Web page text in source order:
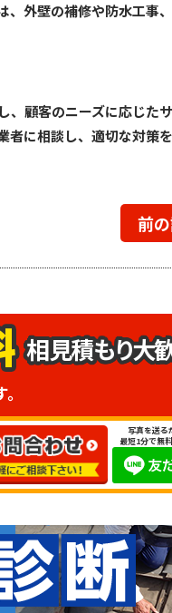
、外壁の補修や防水工事
、顧客のニーズに応じた
者に相談し、適切な対策
前
相見積もり大
写真を送る
最短1分で無